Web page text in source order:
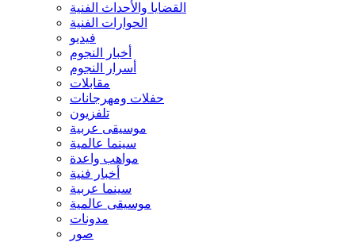
القضايا والأحداث الفنية
الحوارات الفنية
فيديو
أخبار النجوم
أسرار النجوم
مقابلات
حفلات ومهرجانات
تلفزيون
موسيقى عربية
سينما عالمية
مواهب واعدة
أخبار فنية
سينما عربية
موسيقى عالمية
مدونات
صور